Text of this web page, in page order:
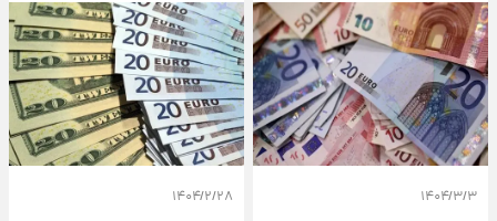
۱۴۰۴/۳/۳ ۱۴۰۴/۲/۲۸